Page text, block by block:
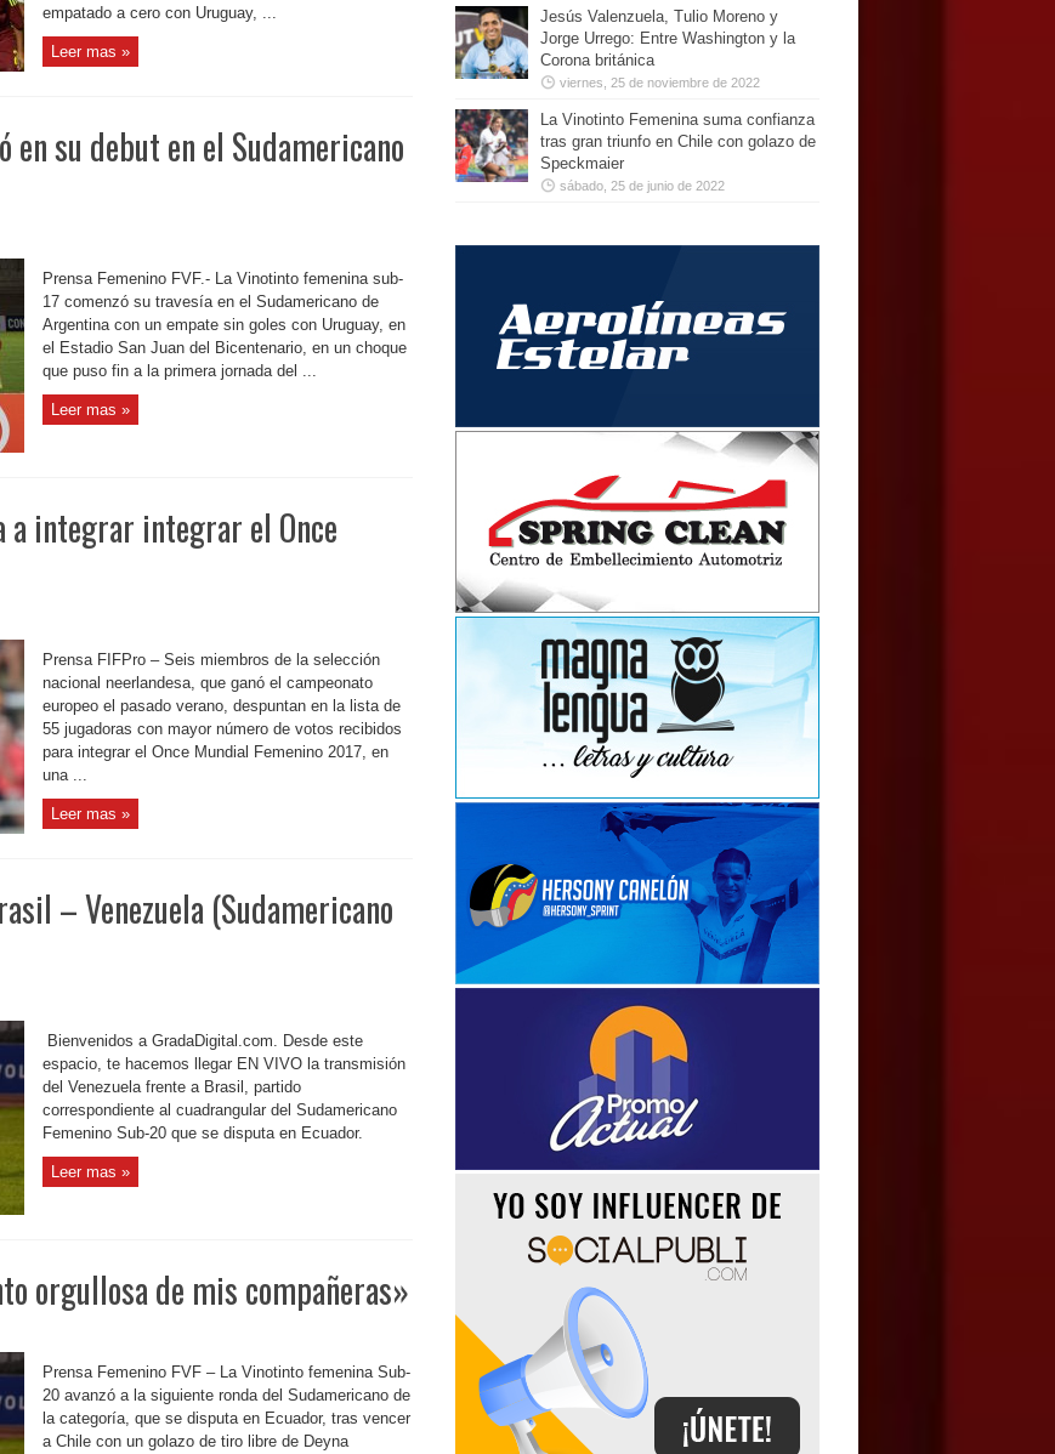
empatado a cero con Uruguay, ...
Leer mas »
su debut en el Sudamericano
Prensa Femenino FVF.- La Vinotinto femenina sub-
17 comenzó su travesía en el Sudamericano de
Argentina con un empate sin goles con Uruguay, en
el Estadio San Juan del Bicentenario, en un choque
que puso fin a la primera jornada del ...
Leer mas »
a integrar integrar el Once
Prensa FIFPro – Seis miembros de la selección
nacional neerlandesa, que ganó el campeonato
europeo el pasado verano, despuntan en la lista de
55 jugadoras con mayor número de votos recibidos
para integrar el Once Mundial Femenino 2017, en
una ...
Leer mas »
– Venezuela (Sudamericano
Bienvenidos a GradaDigital.com. Desde este
espacio, te hacemos llegar EN VIVO la transmisión
del Venezuela frente a Brasil, partido
correspondiente al cuadrangular del Sudamericano
Femenino Sub-20 que se disputa en Ecuador.
Leer mas »
orgullosa de mis compañeras»
Prensa Femenino FVF – La Vinotinto femenina Sub-
20 avanzó a la siguiente ronda del Sudamericano de
la categoría, que se disputa en Ecuador, tras vencer
a Chile con un golazo de tiro libre de Deyna
Jesús Valenzuela, Tulio Moreno y
Jorge Urrego: Entre Washington y la
Corona británica
viernes, 25 de noviembre de 2022
La Vinotinto Femenina suma confianza
tras gran triunfo en Chile con golazo de
Speckmaier
sábado, 25 de junio de 2022